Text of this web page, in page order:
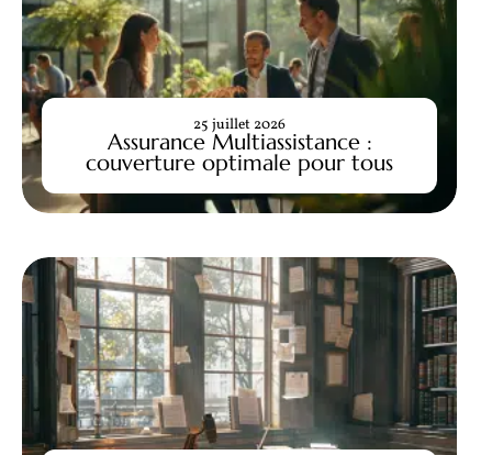
Assurance Multiassistance :
couverture optimale pour tous
25 juillet 2026